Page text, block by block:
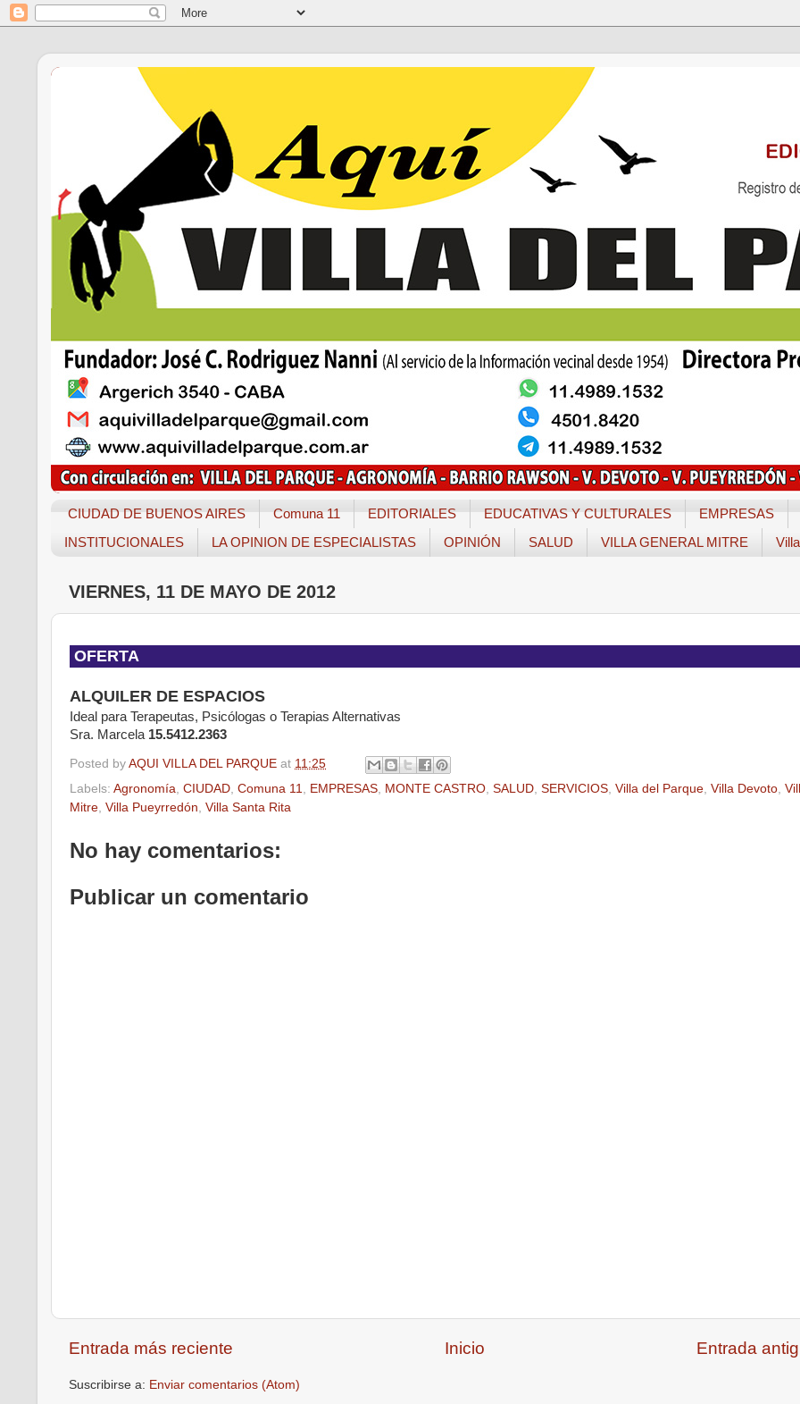
CIUDAD DE BUENOS AIRES Comuna 11 EDITORIALES EDUCATIVAS Y CULTURALES
EMPRESAS
INSTITUCIONALES
LA OPINION DE ESPECIALISTAS OPINIÓN SALUD VILLA GENERAL MITRE
VIERNES, 11 DE MAYO DE 2012
OFERTA
ALQUILER DE ESPACIOS
Ideal para Terapeutas, Psicólogas o Terapias Alternativas
Sra. Marcela 15.5412.2363
Posted by AQUI VILLA DEL PARQUE at 11:25
Labels: Agronomía CIUDAD Comuna 11 EMPRESAS MONTE CASTRO SALUD SERVICIOS Villa del Parque Villa Devoto
Mitre Villa Pueyrredón Villa Santa Rita
No hay comentarios:
Publicar un comentario
Entrada más reciente Entrada
Inicio
Suscribirse a: Enviar comentarios (Atom)